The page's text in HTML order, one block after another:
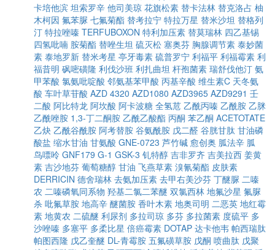
卡培他滨 坦索罗辛 他司美琼 花旗松素 替卡法林 替克洛占 柚
木柯因 氟苯脲 七氟菊酯 替考拉宁 特拉万星 替米沙坦 替格列
汀 特拉唑嗪 TERFUBOXON 特利加压素 替莫瑞林 四乙基锡
四氢吡喃 胺菊酯 替唑生坦 硫灭松 塞奥芬 胸腺调节素 泰妙菌
素 泰地罗新 替米考星 亭牙毒素 硫普罗宁 利福平 利福霉素 利
福昔明 砜嘧磺隆 利伐沙班 利扎曲坦 杆孢菌素 瑞舒伐他汀 氨
甲苯酸 氯氨吡啶酸 邻氨基苯甲酸 丙基辛酸 维生素C 天冬氨
酸 车叶草苷酸 AZD 4320 AZD1080 AZD3965 AZD9291 壬
二酸 阿比特龙 阿坎酸 阿卡波糖 全氢苊 乙酰丙嗪 乙酰胺 乙脒
乙酰唑胺 1,3-丁二酮胺 乙酰乙酸酯 丙酮 苯乙酮 ACETOTATE
乙炔 乙酰谷酰胺 阿考替胺 谷氨酰胺 戊二醛 谷胱甘肽 甘油磷
酸盐 缩水甘油 甘氨酸 GNE-0723 芦竹碱 愈创奥 胍法辛 胍
鸟嘌呤 GNF179 G-1 GSK-3 钆特醇 吉非罗齐 吉美拉西 姜黄
素 吉沙地芬 葡萄糖醇 甘油 飞燕草素 溴氰菊酯 皮肤素
DERRICIN 德舍瑞林 去氨加压素 去甲右美沙芬 丁醚脲 二嗪
农 二嗪磷氧同系物 羟基二氯二苯醚 双氯西林 地氟沙星 氟脲
杀 吡氟草胺 地高辛 醚菌胺 香叶木素 地奥司明 二恶英 地红霉
素 地黄农 二硫醚 利尿剂 多拉司琼 多芬 多拉菌素 度硫平 多
沙唑嗪 多塞平 多柔比星 倍癌霉素 DOTAP 达卡他韦 帕西瑞肽
帕图西隆 戊乙奎醚 DL-青霉胺 五氟磺草胺 戊酮 喷曲肽 戊聚